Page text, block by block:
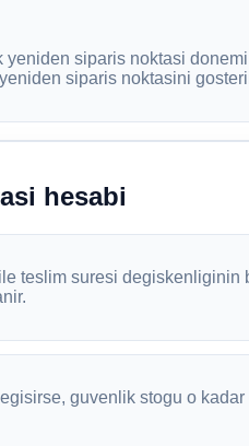
yeniden siparis noktasi
siparis noktasini
hesabi
teslim suresi degiskenliginin
guvenlik stogu o